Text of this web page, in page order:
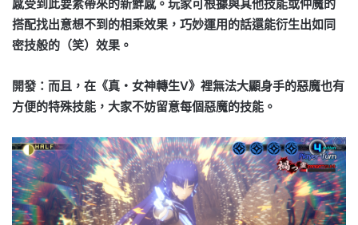
感受到此要素帶來的新鮮感。玩家可根據與其他技能或仲魔的
搭配找出意想不到的相乘效果，巧妙運用的話還能衍生出如同
密技般的（笑）效果。
開發：而且，在《真・女神轉生Ⅴ》裡無法大顯身手的惡魔也有
方便的特殊技能，大家不妨留意每個惡魔的技能。